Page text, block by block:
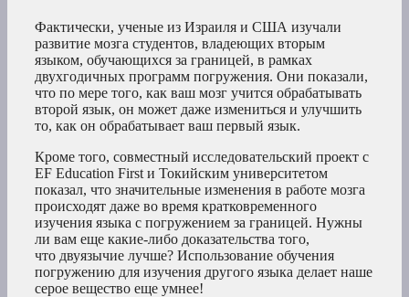
Фактически, ученые из Израиля и США изучали
развитие мозга студентов, владеющих вторым
языком, обучающихся за границей, в рамках
двухгодичных программ погружения. Они показали,
что по мере того, как ваш мозг учится обрабатывать
второй язык, он может даже измениться и улучшить
то, как он обрабатывает ваш первый язык.
Кроме того, совместный исследовательский проект с
EF Education First и Токийским университетом
показал, что значительные изменения в работе мозга
происходят даже во время кратковременного
изучения языка с погружением за границей. Нужны
ли вам еще какие-либо доказательства того,
что двуязычие лучше? Использование обучения
погружению для изучения другого языка делает наше
серое вещество еще умнее!